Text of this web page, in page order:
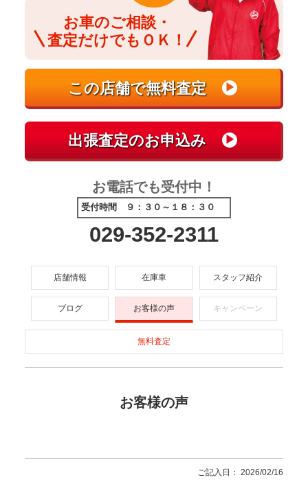
お車のご相談・
査定だけでもＯＫ！
お電話でも受付中！
受付時間 ９：３０～１８：３０
029-352-2311
店舗情報 在庫車 スタッフ紹介
ブログ お客様の声 キャンペーン
無料査定
お客様の声
ご記入日： 2026/02/16